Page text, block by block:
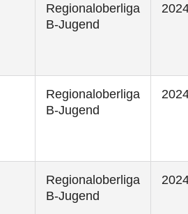
Regionaloberliga
B-Jugend
Regionaloberliga
B-Jugend
Regionaloberliga
B-Jugend